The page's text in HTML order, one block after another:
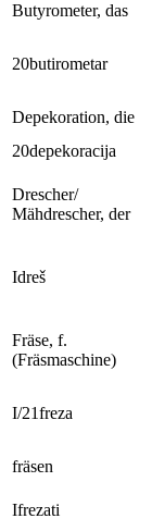
Butyrometer, das
20butirometar
Depekoration, die
20depekoracija
Drescher/
Mähdrescher, der
Idreš
Fräse, f.
(Fräsmaschine)
I/21freza
fräsen
Ifrezati